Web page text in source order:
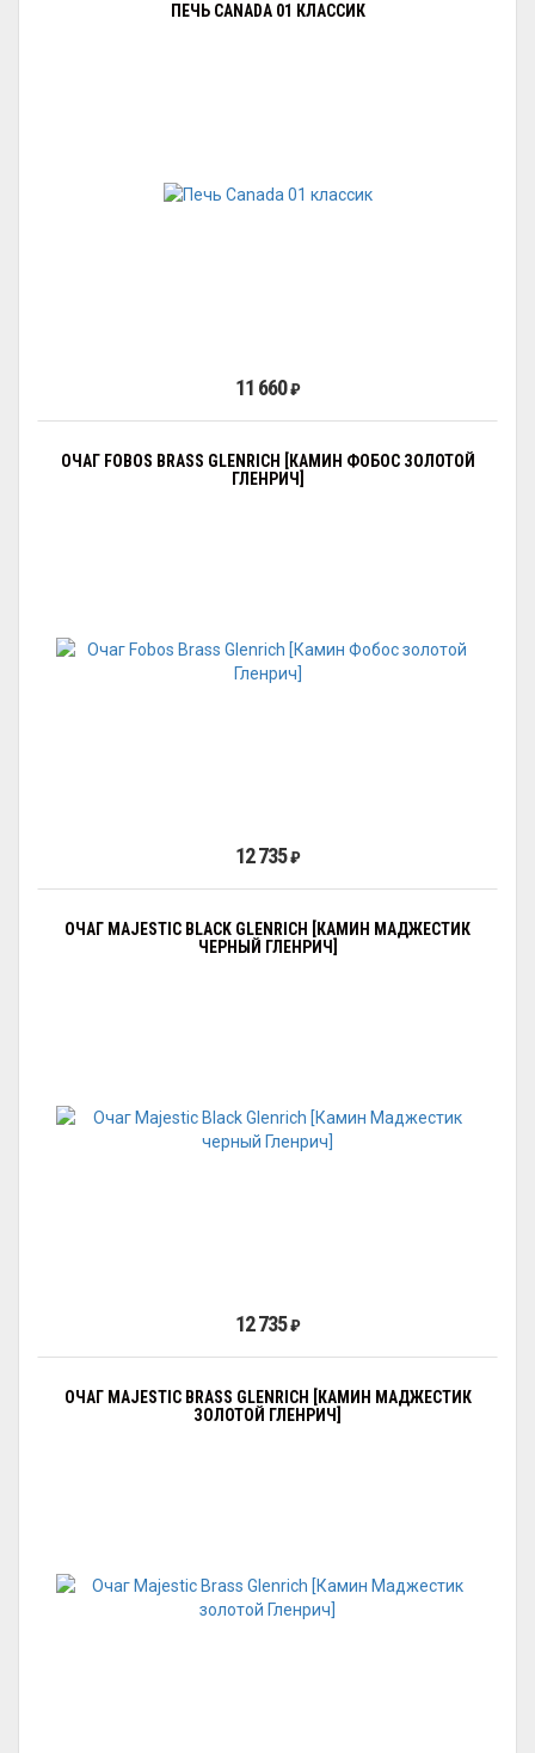
ПЕЧЬ CANADA 01 КЛАССИК
11 660₽
ОЧАГ FOBOS BRASS GLENRICH [КАМИН ФОБОС ЗОЛОТОЙ
ГЛЕНРИЧ]
12 735₽
ОЧАГ MAJESTIC BLACK GLENRICH [КАМИН МАДЖЕСТИК
ЧЕРНЫЙ ГЛЕНРИЧ]
12 735₽
ОЧАГ MAJESTIC BRASS GLENRICH [КАМИН МАДЖЕСТИК
ЗОЛОТОЙ ГЛЕНРИЧ]